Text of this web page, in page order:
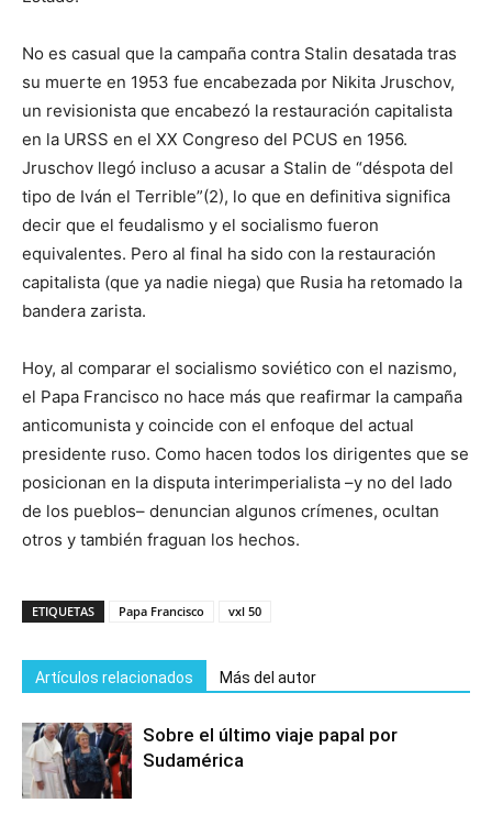
No es casual que la campaña contra Stalin desatada tras
su muerte en 1953 fue encabezada por Nikita Jruschov,
un revisionista que encabezó la restauración capitalista
en la URSS en el XX Congreso del PCUS en 1956.
Jruschov llegó incluso a acusar a Stalin de “déspota del
tipo de Iván el Terrible”(2), lo que en definitiva significa
decir que el feudalismo y el socialismo fueron
equivalentes. Pero al final ha sido con la restauración
capitalista (que ya nadie niega) que Rusia ha retomado la
bandera zarista.
Hoy, al comparar el socialismo soviético con el nazismo,
el Papa Francisco no hace más que reafirmar la campaña
anticomunista y coincide con el enfoque del actual
presidente ruso. Como hacen todos los dirigentes que se
posicionan en la disputa interimperialista –y no del lado
de los pueblos– denuncian algunos crímenes, ocultan
otros y también fraguan los hechos.
ETIQUETAS Papa Francisco vxl 50
Artículos relacionados Más del autor
Sobre el último viaje papal por
Sudamérica